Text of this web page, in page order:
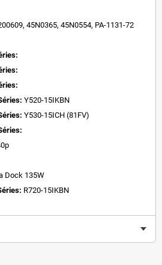
45N0365, 45N0554, PA-1131-72
Y520-15IKBN
Y530-15ICH (81FV)
Dock 135W
R720-15IKBN